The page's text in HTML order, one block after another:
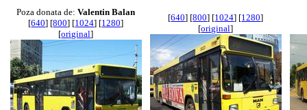
Poza donata de:Valentin Balan
[640] [800] [1024] [1280]
[original]
[640] [800] [1024] [1280]
[original]